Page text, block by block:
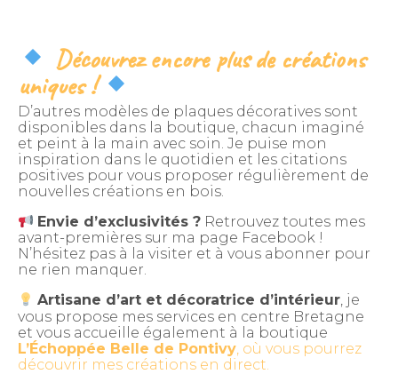
Découvrez encore plus de créations
uniques !
D’autres modèles de plaques décoratives sont
disponibles dans la boutique, chacun imaginé
et peint à la main avec soin. Je puise mon
inspiration dans le quotidien et les citations
positives pour vous proposer régulièrement de
nouvelles créations en bois.
Envie d’exclusivités ? Retrouvez toutes mes
avant-premières sur ma page Facebook !
N’hésitez pas à la visiter et à vous abonner pour
ne rien manquer.
Artisane d’art et décoratrice d’intérieur, je
vous propose mes services en centre Bretagne
et vous accueille également à la boutique
L’Échoppée Belle de Pontivy, où vous pourrez
découvrir mes créations en direct.